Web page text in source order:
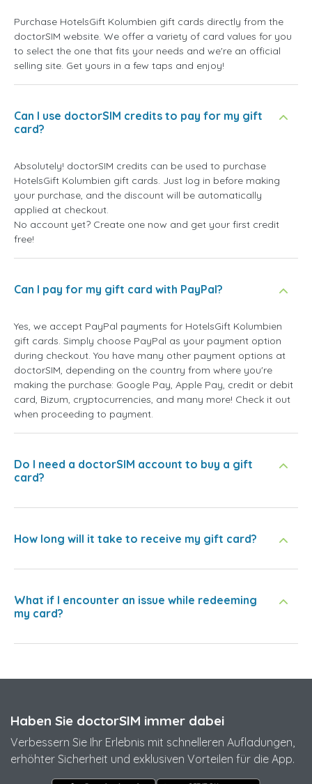
Purchase HotelsGift Kolumbien gift cards directly from the
doctorSIM website. We offer a variety of card values for you
to select the one that fits your needs and we're an official
selling site. Get yours in a few taps and enjoy!
Can I use doctorSIM credits to pay for my gift
card?
Absolutely! doctorSIM credits can be used to purchase
HotelsGift Kolumbien gift cards. Just log in before making
your purchase, and the discount will be automatically
applied at checkout.
No account yet? Create one now and get your first credit
free!
Can I pay for my gift card with PayPal?
Yes, we accept PayPal payments for HotelsGift Kolumbien
gift cards. Simply choose PayPal as your payment option
during checkout. You have many other payment options at
doctorSIM, depending on the country from where you're
making the purchase: Google Pay, Apple Pay, credit or debit
card, Bizum, cryptocurrencies, and many more! Check it out
when proceeding to payment.
Do I need a doctorSIM account to buy a gift
card?
How long will it take to receive my gift card?
What if I encounter an issue while redeeming
my card?
Haben Sie doctorSIM immer dabei
Verbessern Sie Ihr Erlebnis mit schnelleren Aufladungen,
erhöhter Sicherheit und exklusiven Vorteilen für die App.